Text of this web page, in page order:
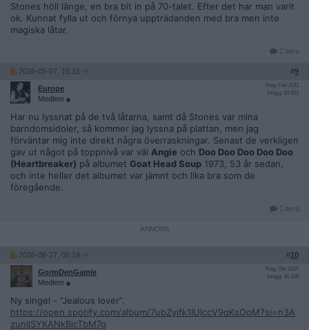
Stones höll länge, en bra bit in på 70-talet. Efter det har man varit
ok. Kunnat fylla ut och förnya uppträdanden med bra men inte
magiska låtar.
Citera
2026-05-07, 16:15 #9
Europe
Medlem
Reg: Feb 2011
Inlägg: 19 621
Har nu lyssnat på de två låtarna, samt då Stones var mina
barndomsidoler, så kommer jag lyssna på plattan, men jag
förväntar mig inte direkt några överraskningar. Senast de verkligen
gav ut något på toppnivå var väl Angie och Doo Doo Doo Doo Doo
(Heartbreaker) på albumet Goat Head Soup 1973, 53 år sedan,
och inte heller det albumet var jämnt och lika bra som de
föregående.
Citera
2026-06-27, 00:19 #10
GormDenGamle
Medlem
Reg: Okt 2015
Inlägg: 16 168
Ny singel - ”Jealous lover”.
https://open.spotify.com/album/7ubZyifk1IUlccV9qKsOoM?si=n3A
zunljSYKANkBicTbM7g